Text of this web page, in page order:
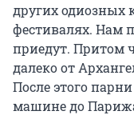
других одиозных
фестивалях. Нам
приедут. Притом
далеко от
После этого
машине до